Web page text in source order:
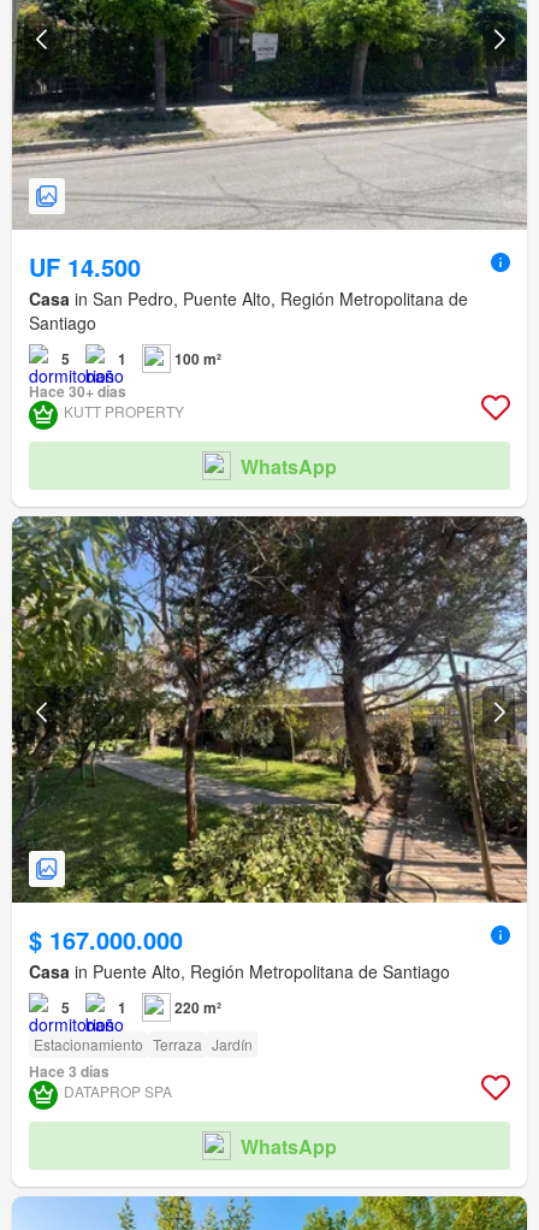
UF 14.500
Casa in San Pedro, Puente Alto, Región Metropolitana de
Santiago
5 1
100 m²
Hace 30+ días
KUTT PROPERTY
WhatsApp
$ 167.000.000
Casa in Puente Alto, Región Metropolitana de Santiago
5 1 220 m²
Estacionamiento Terraza Jardín
Hace 3 días
DATAPROP SPA
WhatsApp